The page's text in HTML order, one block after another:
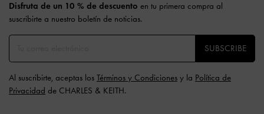
Disfruta de un 10 % de descuento en tu primera compra al
suscribirte a nuestro boletín de noticias.
SUBSCRIBE
Al suscribirte, aceptas los Términos y Condiciones y la Política de
Privacidad de CHARLES & KEITH.